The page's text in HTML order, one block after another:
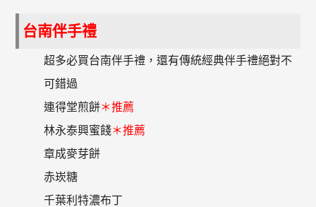
台南伴手禮
超多必買台南伴手禮，還有傳統經典伴手禮絕對不
可錯過
連得堂煎餅＊推薦
林永泰興蜜餞＊推薦
章成麥芽餅
赤崁糖
千葉利特濃布丁